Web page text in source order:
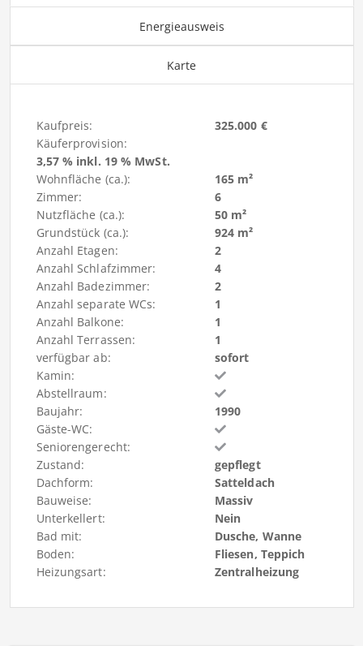
Energieausweis
Karte
Kaufpreis:
325.000 €
Käuferprovision:
3,57 % inkl. 19 % MwSt.
Wohnfläche (ca.):
165 m²
Zimmer:
6
Nutzfläche (ca.):
50 m²
Grundstück (ca.):
924 m²
Anzahl Etagen:
2
Anzahl Schlafzimmer:
4
Anzahl Badezimmer:
2
Anzahl separate WCs:
1
Anzahl Balkone:
1
Anzahl Terrassen:
1
verfügbar ab:
sofort
Kamin:
Abstellraum:
Baujahr:
1990
Gäste-WC:
Seniorengerecht:
Zustand:
gepflegt
Dachform:
Satteldach
Bauweise:
Massiv
Unterkellert:
Nein
Bad mit:
Dusche, Wanne
Boden:
Fliesen, Teppich
Heizungsart:
Zentralheizung